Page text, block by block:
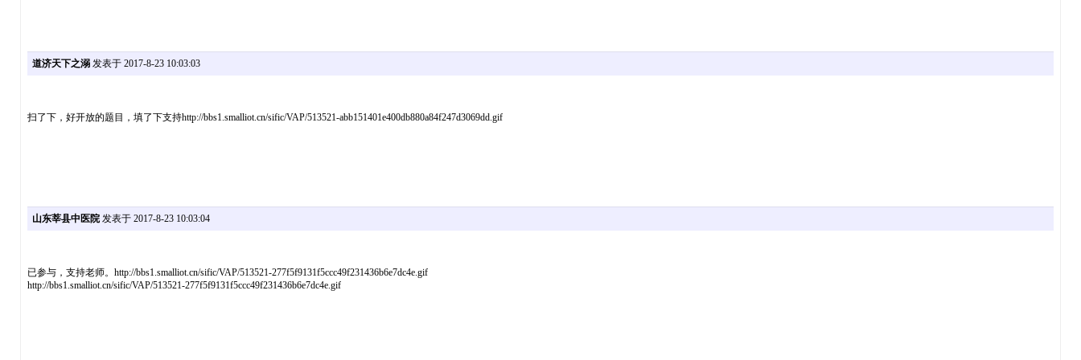
道济天下之溺发表于 2017-8-23 10:03:03
扫了下，好开放的题目，填了下支持http://bbs1.smalliot.cn/sific/VAP/513521-abb151401e400db880a84f247d3069dd.gif
山东莘县中医院发表于 2017-8-23 10:03:04
已参与，支持老师。http://bbs1.smalliot.cn/sific/VAP/513521-277f5f9131f5ccc49f231436b6e7dc4e.gif
http://bbs1.smalliot.cn/sific/VAP/513521-277f5f9131f5ccc49f231436b6e7dc4e.gif